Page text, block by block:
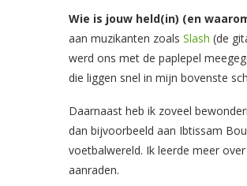
Wie is jouw held(in) (en
aan muzikanten zoals Slash (de
werd ons met de paplepel
die liggen snel in mijn bovenste
Daarnaast heb ik zoveel
dan bijvoorbeeld aan Ibtissam
voetbalwereld. Ik leerde meer over
aanraden.